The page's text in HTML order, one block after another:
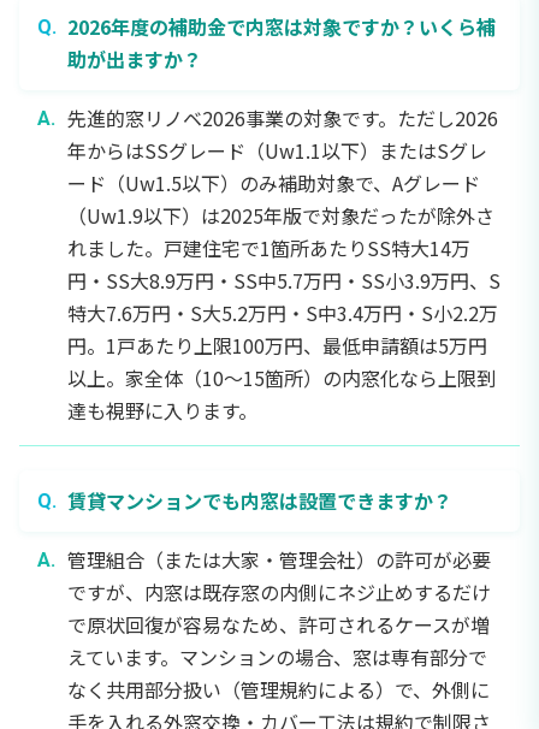
2026年度の補助金で内窓は対象ですか？いくら補
助が出ますか？
先進的窓リノベ2026事業の対象です。ただし2026
年からはSSグレード（Uw1.1以下）またはSグレ
ード（Uw1.5以下）のみ補助対象で、Aグレード
（Uw1.9以下）は2025年版で対象だったが除外さ
れました。戸建住宅で1箇所あたりSS特大14万
円・SS大8.9万円・SS中5.7万円・SS小3.9万円、S
特大7.6万円・S大5.2万円・S中3.4万円・S小2.2万
円。1戸あたり上限100万円、最低申請額は5万円
以上。家全体（10〜15箇所）の内窓化なら上限到
達も視野に入ります。
賃貸マンションでも内窓は設置できますか？
管理組合（または大家・管理会社）の許可が必要
ですが、内窓は既存窓の内側にネジ止めするだけ
で原状回復が容易なため、許可されるケースが増
えています。マンションの場合、窓は専有部分で
なく共用部分扱い（管理規約による）で、外側に
手を入れる外窓交換・カバー工法は規約で制限さ